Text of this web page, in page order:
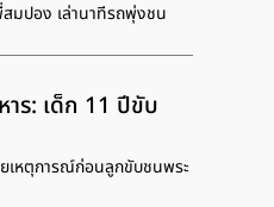
มปอง เล่านาทีรถพุ่งชน
ร: เด็ก 11 ปีขับ
เหตุการณ์ก่อนลูกขับชนพระ